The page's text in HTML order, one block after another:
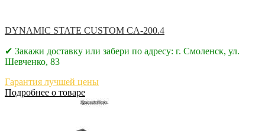
DYNAMIC STATE CUSTOM CA-200.4
✔ Закажи доставку или забери по адресу: г. Смоленск, ул.
Шевченко, 83
Гарантия лучшей цены
Подробнее о товаре